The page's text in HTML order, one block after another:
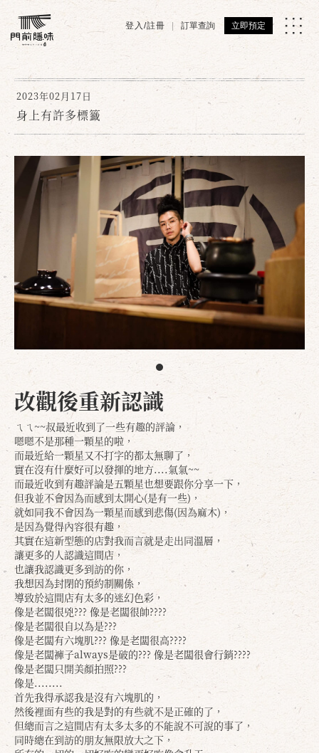
登入/註冊 訂單查詢 立即預定
2023年02月17日
身上有許多標籤
改觀後重新認識
ㄟㄟ~~叔最近收到了一些有趣的評論，
嗯嗯不是那種一顆星的啦，
而最近給一顆星又不打字的都太無聊了，
實在沒有什麼好可以發揮的地方....氣氣~~
而最近收到有趣評論是五顆星也想要跟你分享一下，
但我並不會因為而感到太開心(是有一些)，
就如同我不會因為一顆星而感到悲傷(因為麻木)，
是因為覺得內容很有趣，
其實在這新型態的店對我而言就是走出同溫層，
讓更多的人認識這間店，
也讓我認識更多到訪的你，
我想因為封閉的預約制關係，
導致於這間店有太多的迷幻色彩，
像是老闆很兇??? 像是老闆很帥????
像是老闆很自以為是???
像是老闆有六塊肌??? 像是老闆很高????
像是老闆褲子always是破的??? 像是老闆很會行銷????
像是老闆只開美顏拍照???
像是........
首先我得承認我是沒有六塊肌的，
然後裡面有些的我是對的有些就不是正確的了，
但總而言之這間店有太多太多的不能說不可說的事了，
同時總在到訪的朋友無限放大之下，